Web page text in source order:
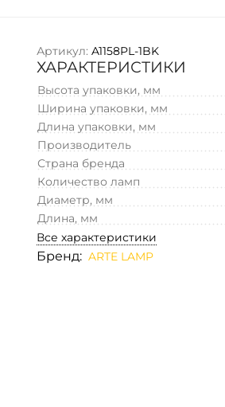
Артикул: A1158PL-1BK
ХАРАКТЕРИСТИКИ
Высота упаковки, мм
Ширина упаковки, мм
Длина упаковки, мм
Производитель
Страна бренда
Количество ламп
Диаметр, мм
Длина, мм
Все характеристики
Бренд: ARTE LAMP